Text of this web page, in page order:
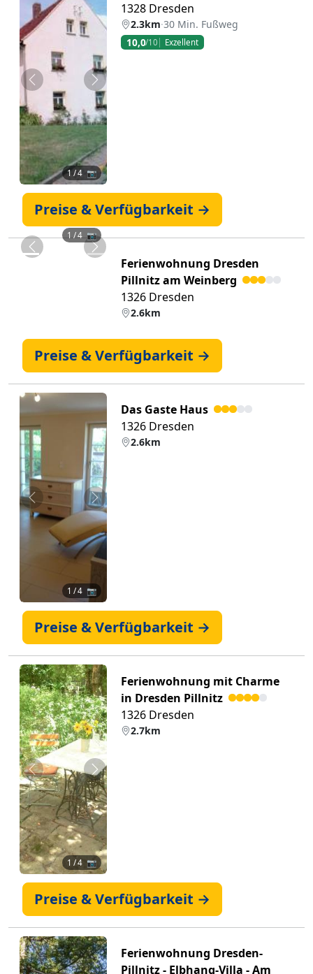
Zurück Weiter
1/ 4 📷
1328 Dresden
2.3km·30 Min. Fußweg
10,0/10 Exzellent
Preise & Verfügbarkeit →
Zurück Weiter
1/ 4 📷
Ferienwohnung Dresden
Pillnitz am Weinberg
1326 Dresden
2.6km
Preise & Verfügbarkeit →
Zurück Weiter
1 / 4 📷
Das Gaste Haus
1326 Dresden
2.6km
Preise & Verfügbarkeit →
Zurück Weiter
1 / 4 📷
Ferienwohnung mit Charme
in Dresden Pillnitz
1326 Dresden
2.7km
Preise & Verfügbarkeit →
Ferienwohnung Dresden-
Pillnitz - Elbhang-Villa - Am